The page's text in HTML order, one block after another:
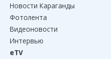
Новости Караганды
Фотолента
Видеоновости
Интервью
eTV